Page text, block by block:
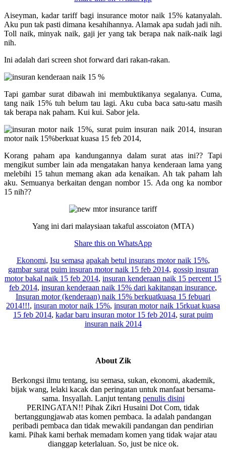
Aiseyman, kadar tariff bagi insurance motor naik 15% katanyalah.
Aku pun tak pasti dimana kesahihannya. Alamak apa sudah jadi nih.
Toll naik, minyak naik, gaji jer yang tak berapa nak naik-naik lagi
nih.
Ini adalah dari screen shot forward dari rakan-rakan.
Tapi gambar surat dibawah ini membuktikanya segalanya. Cuma,
tang naik 15% tuh belum tau lagi. Aku cuba baca satu-satu masih
tak berapa nak paham. Kui kui. Sabor jela.
Korang paham apa kandungannya dalam surat atas ini?? Tapi
mengikut sumber lain ada mengatakan hanya kenderaan lama yang
melebihi 15 tahun memang akan ada kenaikan. Ah tak paham lah
aku. Semuanya berkaitan dengan nombor 15. Ada ong ka nombor
15 nih??
Yang ini dari malaysiaan takaful asscoiaton (MTA)
Share this on WhatsApp
Ekonomi, Isu semasa apakah betul insurans motor naik 15%,
gambar surat puim insuran motor naik 15 feb 2014, gossip insuran
motor bakal naik 15 feb 2014, insuran kenderaan naik 15 percent 15
feb 2014, insuran kenderaan naik 15% dari kakitangan insurance,
Insuran motor (kenderaan) naik 15% berkuatkuasa 15 febuari
2014!!!, insuran motor naik 15%, insuran motor naik 15rkuat kuasa
15 feb 2014, kadar baru insuran motor 15 feb 2014, surat puim
insuran naik 2014
About Zik
Berkongsi ilmu tentang, isu semasa, sukan, ekonomi, akademik,
bijak wang, lelaki kacak dan peringatan untuk manfaat bersama-
sama. Insyallah. Lanjut tentang penulis disini
PERINGATAN!! Pihak Zikri Husaini Dot Com, tidak
bertanggungjawab atas komen pembaca. Ia adalah pandangan
peribadi pembaca dan tidak mewakili pandangan dan pendirian
kami. Pihak kami berhak memadam komen yang tidak wajar atau
dianggap keterlaluan. So, just be nice ok.